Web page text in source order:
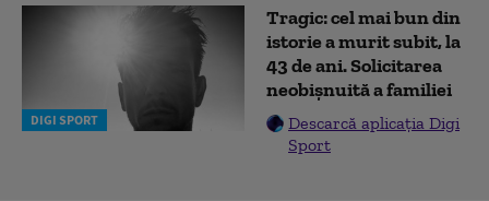
DIGI SPORT
Tragic: cel mai bun din
istorie a murit subit, la
43 de ani. Solicitarea
neobișnuită a familiei
Descarcă aplicația Digi
Sport